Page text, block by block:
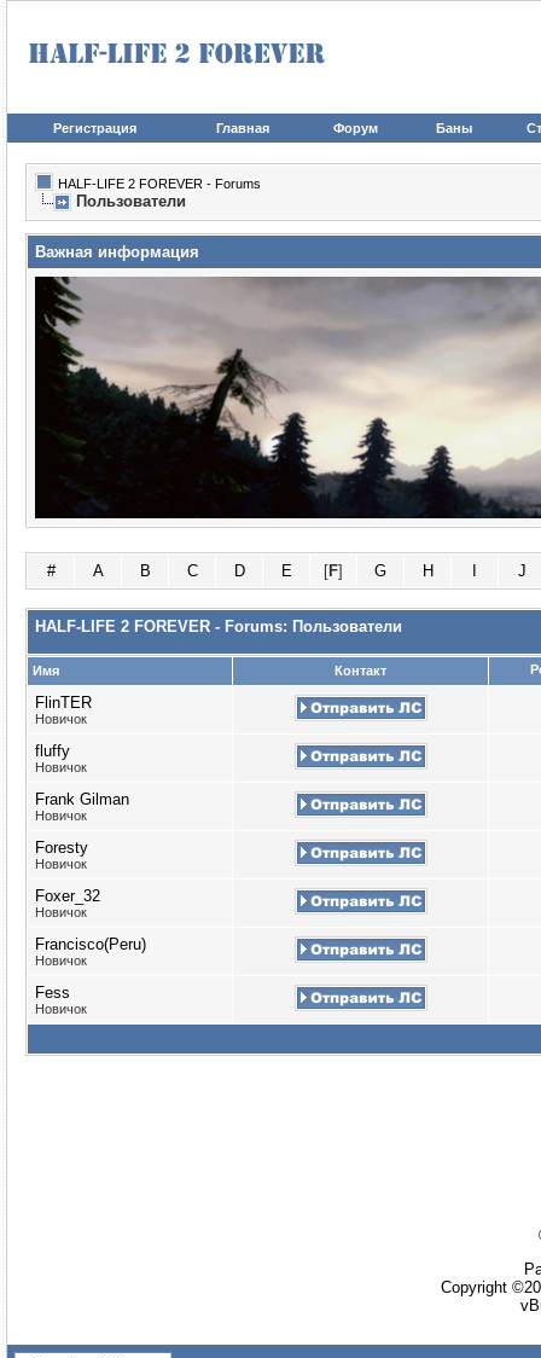
Регистрация Главная Форум Баны
HALF-LIFE 2 FOREVER - Forums
Пользователи
Важная информация
# A B C D E [F] G H J
HALF-LIFE 2 FOREVER - Forums: Пользователи
Имя Контакт
FlinTER
Новичок
fluffy
Новичок
Frank Gilman
Новичок
Foresty
Новичок
Foxer_32
Новичок
Francisco(Peru)
Новичок
Fess
Новичок
Copyright